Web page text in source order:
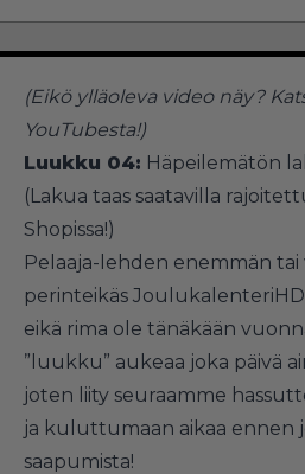
(Eikö ylläoleva video näy?
YouTubesta!)
Luukku 04: Häpeilemätön
(Lakua taas saatavilla
Shopissa!)
Pelaaja-lehden enemmän tai
perinteikäs
eikä rima ole tänäkään
”luukku” aukeaa joka päivä
joten liity seuraamme
ja kuluttumaan aikaa ennen
saapumista!